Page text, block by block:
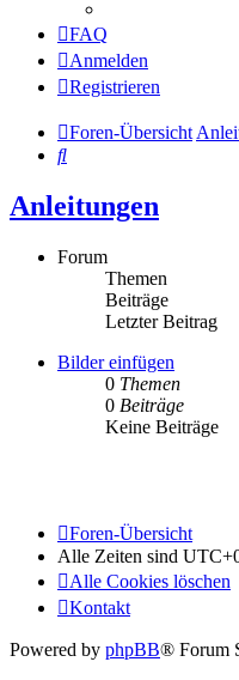
FAQ
Anmelden
Registrieren
Foren-Übersicht
Suche
Anleitungen
Forum
Themen
Beiträge
Letzter Beitrag
Bilder einfügen
0 Themen
0 Beiträge
Keine Beiträge
Foren-Übersicht
Alle Zeiten sind
Alle Cookies löschen
Kontakt
Powered by phpBB® Forum